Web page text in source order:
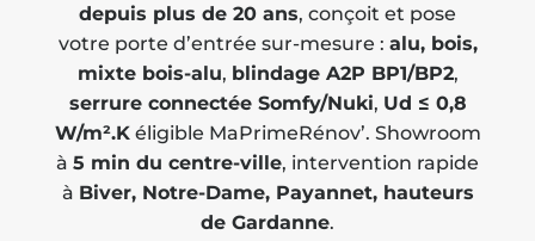
depuis plus de 20 ans, conçoit et pose
votre porte d’entrée sur-mesure : alu, bois,
mixte bois-alu, blindage A2P BP1/BP2,
serrure connectée Somfy/Nuki, Ud ≤ 0,8
W/m².Kéligible MaPrimeRénov’. Showroom
à 5 min du centre-ville, intervention rapide
à Biver, Notre-Dame, Payannet, hauteurs
de Gardanne.